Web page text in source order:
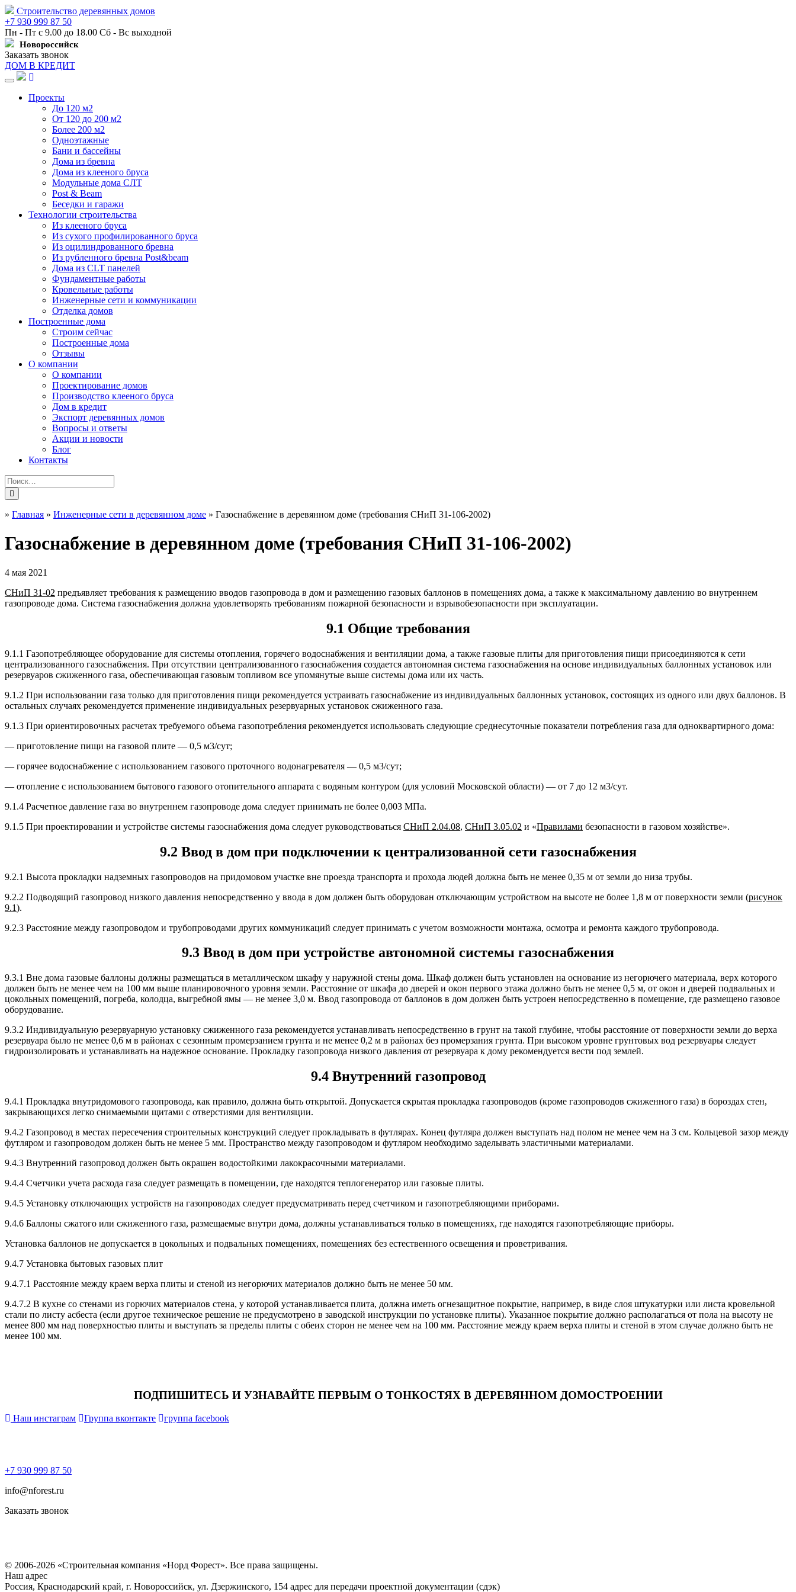
Строительство деревянных домов
+7 930 999 87 50
Пн - Пт с 9.00 до 18.00 Сб - Вс выходной
Новороссийск
Заказать звонок
ДОМ В КРЕДИТ
Навигация
Проекты
До 120 м2
От 120 до 200 м2
Более 200 м2
Одноэтажные
Бани и бассейны
Дома из бревна
Дома из клееного бруса
Модульные дома СЛТ
Post & Beam
Беседки и гаражи
Технологии строительства
Из клееного бруса
Из сухого профилированного бруса
Из оцилиндрованного бревна
Из рубленного бревна Post&beam
Дома из CLT панелей
Фундаментные работы
Кровельные работы
Инженерные сети и коммуникации
Отделка домов
Построенные дома
Строим сейчас
Построенные дома
Отзывы
О компании
О компании
Проектирование домов
Производство клееного бруса
Дом в кредит
Экспорт деревянных домов
Вопросы и ответы
Акции и новости
Блог
Контакты
» Главная » Инженерные сети в деревянном доме » Газоснабжение в деревянном доме (требования СНиП 31-106-2002)
Газоснабжение в деревянном доме (требования СНиП 31-106-2002)
4 мая 2021
СНиП 31-02 предъявляет требования к размещению вводов газопровода в дом и размещению газовых баллонов в помещениях дома, а также к максимальному давлению во внутреннем
газопроводе дома. Система газоснабжения должна удовлетворять требованиям пожарной безопасности и взрывобезопасности при эксплуатации.
9.1 Общие требования
9.1.1 Газопотребляющее оборудование для системы отопления, горячего водоснабжения и вентиляции дома, а также газовые плиты для приготовления пищи присоединяются к сети
централизованного газоснабжения. При отсутствии централизованного газоснабжения создается автономная система газоснабжения на основе индивидуальных баллонных установок или
резервуаров сжиженного газа, обеспечивающая газовым топливом все упомянутые выше системы дома или их часть.
9.1.2 При использовании газа только для приготовления пищи рекомендуется устраивать газоснабжение из индивидуальных баллонных установок, состоящих из одного или двух баллонов. В
остальных случаях рекомендуется применение индивидуальных резервуарных установок сжиженного газа.
9.1.3 При ориентировочных расчетах требуемого объема газопотребления рекомендуется использовать следующие среднесуточные показатели потребления газа для одноквартирного дома:
— приготовление пищи на газовой плите — 0,5 м3/сут;
— горячее водоснабжение с использованием газового проточного водонагревателя — 0,5 м3/сут;
— отопление с использованием бытового газового отопительного аппарата с водяным контуром (для условий Московской области) — от 7 до 12 м3/сут.
9.1.4 Расчетное давление газа во внутреннем газопроводе дома следует принимать не более 0,003 МПа.
9.1.5 При проектировании и устройстве системы газоснабжения дома следует руководствоваться СНиП 2.04.08, СНиП 3.05.02 и «Правилами безопасности в газовом хозяйстве».
9.2 Ввод в дом при подключении к централизованной сети газоснабжения
9.2.1 Высота прокладки надземных газопроводов на придомовом участке вне проезда транспорта и прохода людей должна быть не менее 0,35 м от земли до низа трубы.
9.2.2 Подводящий газопровод низкого давления непосредственно у ввода в дом должен быть оборудован отключающим устройством на высоте не более 1,8 м от поверхности земли (рисунок
9.1).
9.2.3 Расстояние между газопроводом и трубопроводами других коммуникаций следует принимать с учетом возможности монтажа, осмотра и ремонта каждого трубопровода.
9.3 Ввод в дом при устройстве автономной системы газоснабжения
9.3.1 Вне дома газовые баллоны должны размещаться в металлическом шкафу у наружной стены дома. Шкаф должен быть установлен на основание из негорючего материала, верх которого
должен быть не менее чем на 100 мм выше планировочного уровня земли. Расстояние от шкафа до дверей и окон первого этажа должно быть не менее 0,5 м, от окон и дверей подвальных и
цокольных помещений, погреба, колодца, выгребной ямы — не менее 3,0 м. Ввод газопровода от баллонов в дом должен быть устроен непосредственно в помещение, где размещено газовое
оборудование.
9.3.2 Индивидуальную резервуарную установку сжиженного газа рекомендуется устанавливать непосредственно в грунт на такой глубине, чтобы расстояние от поверхности земли до верха
резервуара было не менее 0,6 м в районах с сезонным промерзанием грунта и не менее 0,2 м в районах без промерзания грунта. При высоком уровне грунтовых вод резервуары следует
гидроизолировать и устанавливать на надежное основание. Прокладку газопровода низкого давления от резервуара к дому рекомендуется вести под землей.
9.4 Внутренний газопровод
9.4.1 Прокладка внутридомового газопровода, как правило, должна быть открытой. Допускается скрытая прокладка газопроводов (кроме газопроводов сжиженного газа) в бороздах стен,
закрывающихся легко снимаемыми щитами с отверстиями для вентиляции.
9.4.2 Газопровод в местах пересечения строительных конструкций следует прокладывать в футлярах. Конец футляра должен выступать над полом не менее чем на 3 см. Кольцевой зазор между
футляром и газопроводом должен быть не менее 5 мм. Пространство между газопроводом и футляром необходимо заделывать эластичными материалами.
9.4.3 Внутренний газопровод должен быть окрашен водостойкими лакокрасочными материалами.
9.4.4 Счетчики учета расхода газа следует размещать в помещении, где находятся теплогенератор или газовые плиты.
9.4.5 Установку отключающих устройств на газопроводах следует предусматривать перед счетчиком и газопотребляющими приборами.
9.4.6 Баллоны сжатого или сжиженного газа, размещаемые внутри дома, должны устанавливаться только в помещениях, где находятся газопотребляющие приборы.
Установка баллонов не допускается в цокольных и подвальных помещениях, помещениях без естественного освещения и проветривания.
9.4.7 Установка бытовых газовых плит
9.4.7.1 Расстояние между краем верха плиты и стеной из негорючих материалов должно быть не менее 50 мм.
9.4.7.2 В кухне со стенами из горючих материалов стена, у которой устанавливается плита, должна иметь огнезащитное покрытие, например, в виде слоя штукатурки или листа кровельной
стали по листу асбеста (если другое техническое решение не предусмотрено в заводской инструкции по установке плиты). Указанное покрытие должно располагаться от пола на высоту не
менее 800 мм над поверхностью плиты и выступать за пределы плиты с обеих сторон не менее чем на 100 мм. Расстояние между краем верха плиты и стеной в этом случае должно быть не
менее 100 мм.
ПОДПИШИТЕСЬ И УЗНАВАЙТЕ ПЕРВЫМ О ТОНКОСТЯХ В ДЕРЕВЯННОМ ДОМОСТРОЕНИИ
Наш инстаграм Группа вконтакте группа facebook
+7 930 999 87 50
info@nforest.ru
Заказать звонок
© 2006-2026 «Строительная компания «Норд Форест». Все права защищены.
Наш адрес
Россия, Краснодарский край, г. Новороссийск, ул. Дзержинского, 154 адрес для передачи проектной документации (сдэк)